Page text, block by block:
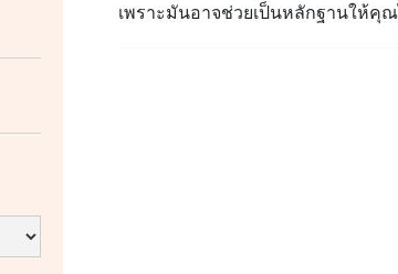
เพราะมันอาจช่วยเป็นหลักฐานให้คุ